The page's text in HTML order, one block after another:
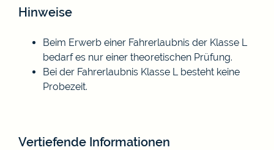
Hinweise
Beim Erwerb einer Fahrerlaubnis der Klasse L
bedarf es nur einer theoretischen Prüfung.
Bei der Fahrerlaubnis Klasse L besteht keine
Probezeit.
Vertiefende Informationen